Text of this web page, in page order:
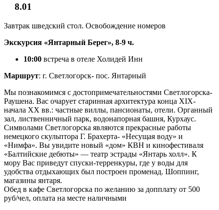
8.01
Завтрак шведский стол. Освобождение номеров
Экскурсия «Янтарный Берег», 8-9 ч.
10:00 встреча в отеле Холидей Инн
Маршрут: г. Светлогорск- пос. Янтарный
Мы познакомимся с достопримечательностями Светлогорска-
Раушена. Вас очарует старинная архитектура конца XIX-
начала XX вв.: частные виллы, пансионаты, отели. Органный
зал, лиственничный парк, водонапорная башня, Курхаус.
Символами Светлогорска являются прекрасные работы
немецкого скульптора Г. Брахерта- «Несущая воду» и
«Нимфа». Вы увидите новый «дом» КВН и кинофестиваля
«Балтийские дебюты» — театр эстрады «Янтарь холл». К
мору Вас приведут спуски-терренкуры, где у воды для
удобства отдыхающих был построен променад. Шоппинг,
магазины янтаря.
Обед в кафе Светлогорска по желанию за допплату от 500
руб/чел, оплата на месте наличными